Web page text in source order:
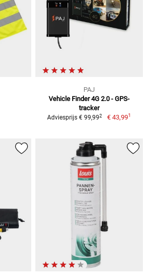
PAJ
Vehicle Finder 4G 2.0 - GPS-
tracker
Adviesprijs € 99,992 € 43,991